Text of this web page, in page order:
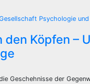
Psychologie
den Köpfen –
Geschehnisse der